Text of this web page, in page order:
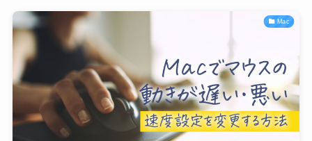
Mac